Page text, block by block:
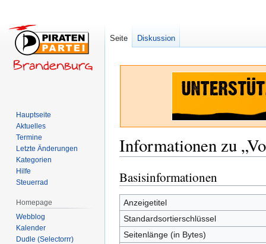
Informationen zu
Zur
Navigation
springen
Zur
Suche
springen
Basisinformationen
Anzeigetitel
Standardsortierschlüssel
Seitenlänge (in Bytes)
Seite Diskussion
Hauptseite
Aktuelles
Termine
Letzte Änderungen
Kategorien
Hilfe
Steuerrad
Homepage
Webblog
Kalender
Dudle (Selectorrr)